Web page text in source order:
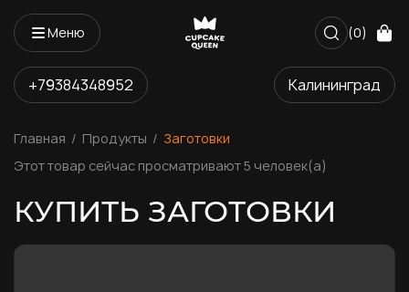
Меню
+79384348952 Калининград
(0)
Главная Продукты
Заготовки
Этот товар сейчас просматривают 5 человек(а)
КУПИТЬ ЗАГОТОВКИ